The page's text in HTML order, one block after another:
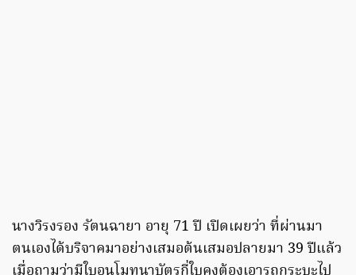
นางวิรงรอง รัตนฉายา อายุ 71 ปี เปิดเผยว่า ที่ผ่านมา
ตนเองได้บริจาคมาอย่างเสมอต้นเสมอปลายมา 39 ปีแล้ว